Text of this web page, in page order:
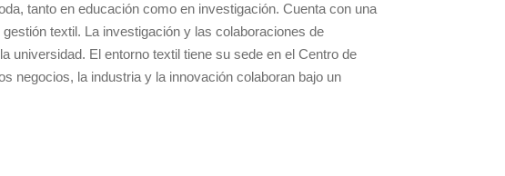
tanto en educación como en investigación. Cuenta con una
textil. La investigación y las colaboraciones de
universidad. El entorno textil tiene su sede en el Centro de
negocios, la industria y la innovación colaboran bajo un